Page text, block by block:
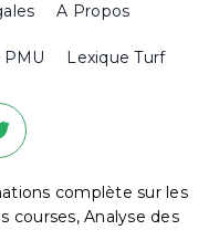
A Propos
PMU Lexique Turf
complète sur les
courses, Analyse des